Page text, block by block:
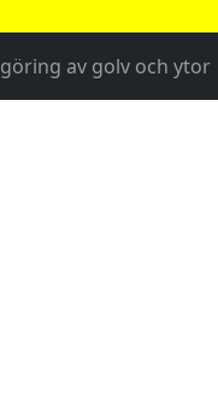
av golv och ytor